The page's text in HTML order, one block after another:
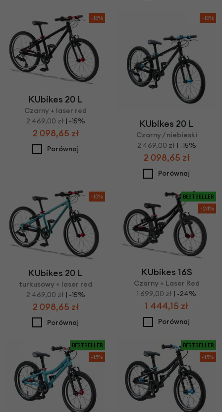
-15%
KUbikes 20 L
Czarny + laser red
2 469,00 zł | -15%
2 098,65 zł
Porównaj
-15%
KUbikes 20 L
Czarny / niebieski
2 469,00 zł | -15%
2 098,65 zł
Porównaj
-15%
KUbikes 20 L
turkusowy + laser red
2 469,00 zł | -15%
2 098,65 zł
Porównaj
BESTSELLER
-24%
KUbikes 16S
Czarny + Laser Red
1 699,00 zł | -24%
1 444,15 zł
Porównaj
BESTSELLER
-15%
BESTSELLER
-15%